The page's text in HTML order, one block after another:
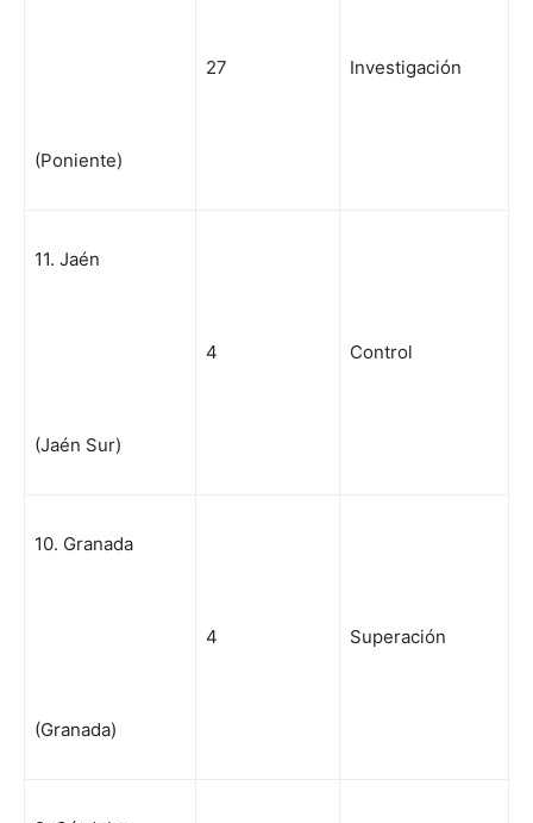
(Poniente)
27 Investigación
11. Jaén
(Jaén Sur)
4 Control
10. Granada
(Granada)
4 Superación